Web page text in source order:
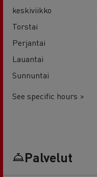
keskiviikko
Torstai
Perjantai
Lauantai
Sunnuntai
See specific hours >
Palvelut